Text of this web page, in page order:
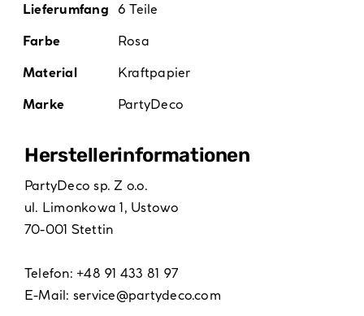
Lieferumfang
6 Teile
Farbe
Rosa
Material
Kraftpapier
Marke
PartyDeco
Hersteller­informationen
PartyDeco sp. Z o.o.
ul. Limonkowa 1, Ustowo
70-001 Stettin
Telefon: +48 91 433 81 97
E-Mail: service@partydeco.com